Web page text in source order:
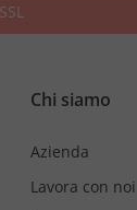
Chi siamo
Azienda
Lavora con noi